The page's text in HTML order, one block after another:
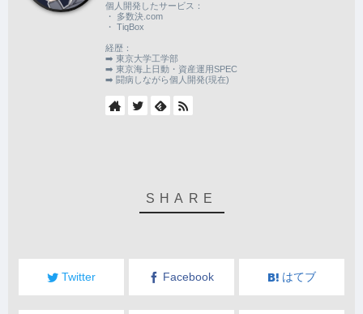
個人開発したサービス：
・ 多数決.com
・ TiqBox
経歴：
➡️ 東京大学工学部
➡️ 東京海上日動・資産運用SPEC
➡️ 闘病しながら個人開発(現在)
Twitter Facebook はてブ